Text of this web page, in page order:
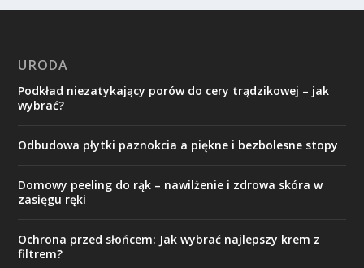
URODA
Podkład niezatykający porów do cery trądzikowej – jak
wybrać?
Odbudowa płytki paznokcia a piękne i bezbolesne stopy
Domowy peeling do rąk – nawilżenie i zdrowa skóra w
zasięgu ręki
Ochrona przed słońcem: Jak wybrać najlepszy krem z
filtrem?